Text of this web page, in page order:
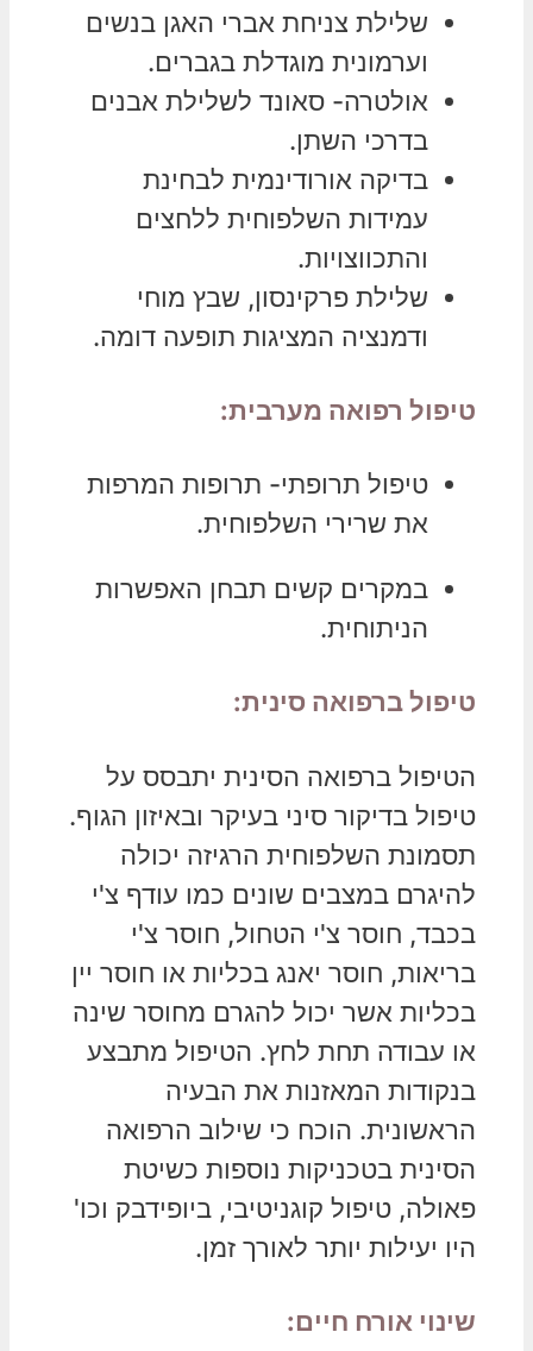
שלילת צניחת אברי האגן בנשים
וערמונית מוגדלת בגברים.
אולטרה- סאונד לשלילת אבנים
בדרכי השתן.
בדיקה אורודינמית לבחינת
עמידות השלפוחית ללחצים
והתכווצויות.
שלילת פרקינסון, שבץ מוחי
ודמנציה המציגות תופעה דומה.
טיפול רפואה מערבית:
טיפול תרופתי- תרופות המרפות
את שרירי השלפוחית.
במקרים קשים תבחן האפשרות
הניתוחית.
טיפול ברפואה סינית:
הטיפול ברפואה הסינית יתבסס על
טיפול בדיקור סיני בעיקר ובאיזון הגוף.
תסמונת השלפוחית הרגיזה יכולה
להיגרם במצבים שונים כמו עודף צ'י
בכבד, חוסר צ'י הטחול, חוסר צ'י
בריאות, חוסר יאנג בכליות או חוסר יין
בכליות אשר יכול להגרם מחוסר שינה
או עבודה תחת לחץ. הטיפול מתבצע
בנקודות המאזנות את הבעיה
הראשונית. הוכח כי שילוב הרפואה
הסינית בטכניקות נוספות כשיטת
פאולה, טיפול קוגניטיבי, ביופידבק וכו'
היו יעילות יותר לאורך זמן.
שינוי אורח חיים: